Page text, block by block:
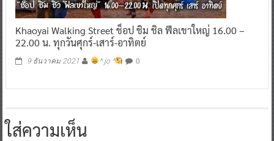
Khaoyai Walking Street ช็อป ชิม ชิล ฟีลเขาใหญ่ 16.00 –
22.00 น. ทุกวันศุกร์-เสาร์-อาทิตย์
9 ธันวาคม 2021 ^ jo ^ 0
ใส่ความเห็น